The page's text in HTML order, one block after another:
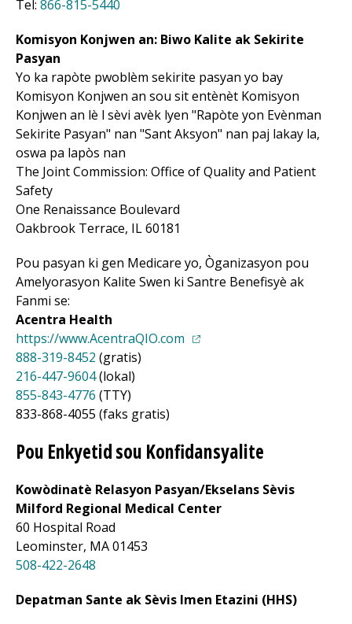
Tel: 866-815-5440
Komisyon Konjwen an: Biwo Kalite ak Sekirite
Pasyan
Yo ka rapòte pwoblèm sekirite pasyan yo bay
Komisyon Konjwen an sou sit entènèt Komisyon
Konjwen an lè l sèvi avèk lyen "Rapòte yon Evènman
Sekirite Pasyan" nan "Sant Aksyon" nan paj lakay la,
oswa pa lapòs nan
The Joint Commission: Office of Quality and Patient
Safety
One Renaissance Boulevard
Oakbrook Terrace, IL 60181
Pou pasyan ki gen Medicare yo, Òganizasyon pou
Amelyorasyon Kalite Swen ki Santre Benefisyè ak
Fanmi se:
Acentra Health
https://www.AcentraQIO.com (opens in a new tab)
888-319-8452 (gratis)
216-447-9604(lokal)
855-843-4776 (TTY)
833-868-4055 (faks gratis)
Pou Enkyetid sou Konfidansyalite
Kowòdinatè Relasyon Pasyan/Ekselans Sèvis
Milford Regional Medical Center
60 Hospital Road
Leominster, MA 01453
508-422-2648
Depatman Sante ak Sèvis Imen Etazini (HHS)